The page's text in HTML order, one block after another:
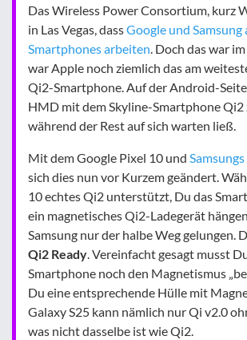
Das Wireless Power Consortium, kurz
in Las Vegas, dassGoogle und Samsung
Smartphones arbeiten. Doch das war
war Apple noch ziemlich das am
Qi2-Smartphone. Auf der Android-
HMD mit dem Skyline-Smartphone Qi2
während der Rest auf sich warten ließ.
Mit dem Google Pixel 10 und
sich dies nun vor Kurzem geändert.
10 echtes Qi2 unterstützt, Du das
ein magnetisches Qi2-Ladegerät
Samsung nur der halbe Weg gelungen.
Qi2 Ready. Vereinfacht gesagt musst
Smartphone noch den Magnetismus
Du eine entsprechende Hülle mit
Galaxy S25 kann nämlich nur Qi v2.0
was nicht dasselbe ist wie Qi2.